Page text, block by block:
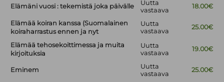
Elämäni vuosi : tekemistä joka päivälle
Uutta
vastaava
18.00€
Elämää koiran kanssa (Suomalainen
koiraharrastus ennen ja nyt
Uutta
vastaava
25.00€
Elämää tehosekoittimessa ja muita
kirjoituksia
Uutta
vastaava
19.00€
Eminem
Uutta
vastaava
25.00€